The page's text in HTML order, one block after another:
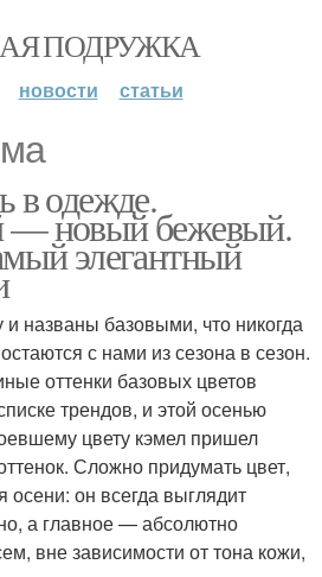
ПОДРУЖКА
новости статьи
в одежде.
— новый бежевый.
элегантный
названы базовыми, что никогда
с нами из сезона в сезон.
оттенки базовых цветов
трендов, и этой осенью
цвету кэмел пришел
Сложно придумать цвет,
он всегда выглядит
а главное — абсолютно
вне зависимости от тона кожи,